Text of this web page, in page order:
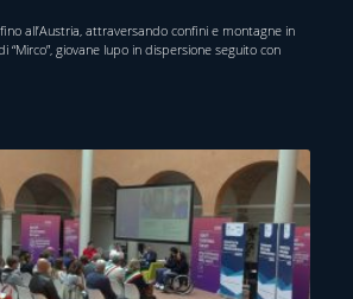
all’Austria, attraversando confini e montagne in
“Mirco”, giovane lupo in dispersione seguito con